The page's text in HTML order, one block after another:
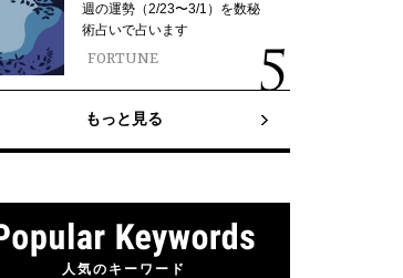
週の運勢（2/23〜3/1）を数秘
術占いで占います
FORTUNE
もっと見る
人気のキーワード